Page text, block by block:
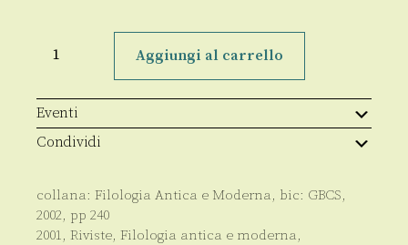
antica
XI,
21/2001
quantità
Aggiungi al carrello
Eventi
Condividi
collana: Filologia Antica e Moderna, bic: GBCS,
2002, pp 240
2001, Riviste, Filologia antica e moderna,